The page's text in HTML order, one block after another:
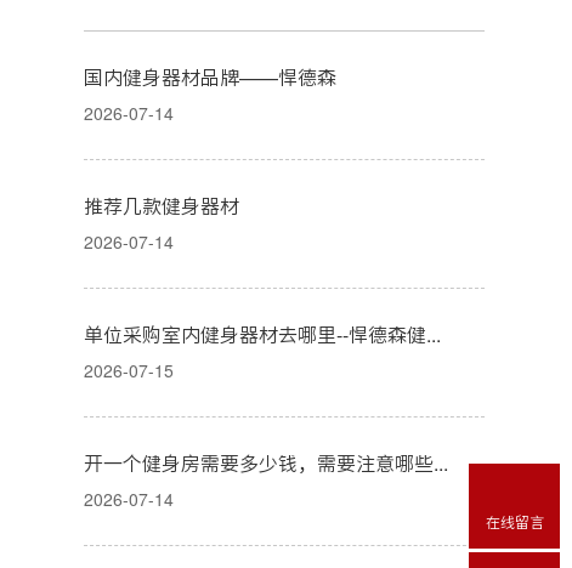
国内健身器材品牌——悍德森
2026-07-14
推荐几款健身器材
2026-07-14
2026-07-15
2026-07-14
在线留言